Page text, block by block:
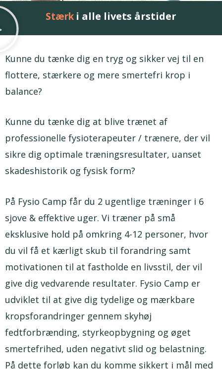
Livskvaliteti alle livets årstider
Kunne du tænke dig en tryg og sikker vej til en
flottere, stærkere og mere smertefri krop i
balance?
Kunne du tænke dig at blive trænet af
professionelle fysioterapeuter / trænere, der vil
sikre dig optimale træningsresultater, uanset
skadeshistorik og fysisk form?
På Fysio Camp får du 2 ugentlige træninger i 6
sjove & effektive uger. Vi træner på små
eksklusive hold på omkring 4-12 personer, hvor
du vil få et kærligt skub til forandring samt
motivationen til at fastholde en livsstil, der vil
give dig vedvarende resultater. Fysio Camp er
udviklet til at give dig tydelige og mærkbare
kropsforandringer gennem skyhøj
fedtforbrænding, styrkeopbygning og øget
smertefrihed, uden negativt slid og belastning.
På dette forløb kan du komme sikkert i mål med